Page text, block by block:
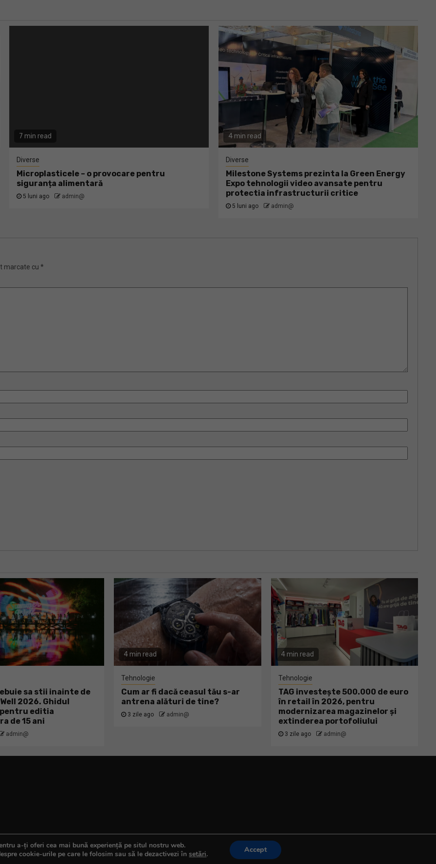
7 min read
Diverse
Microplasticele – o provocare pentru
siguranța alimentară
5 luni ago admin@
4 min read
Diverse
Milestone Systems prezinta la Green Energy
Expo tehnologii video avansate pentru
protectia infrastructurii critice
5 luni ago admin@
marcate cu *
sa stii inainte de
2026. Ghidul
editia
de 15 ani
admin@
4 min read
Tehnologie
Cum ar fi dacă ceasul tău s-ar
antrena alături de tine?
3 zile ago admin@
4 min read
Tehnologie
TAG investește 500.000 de euro
în retail în 2026, pentru
modernizarea magazinelor și
extinderea portofoliului
3 zile ago admin@
Copyright © All rights reserved.
a-ți oferi cea mai bună experiență pe situl nostru web.
cookie-urile pe care le folosim sau să le dezactivezi însetări. Accept